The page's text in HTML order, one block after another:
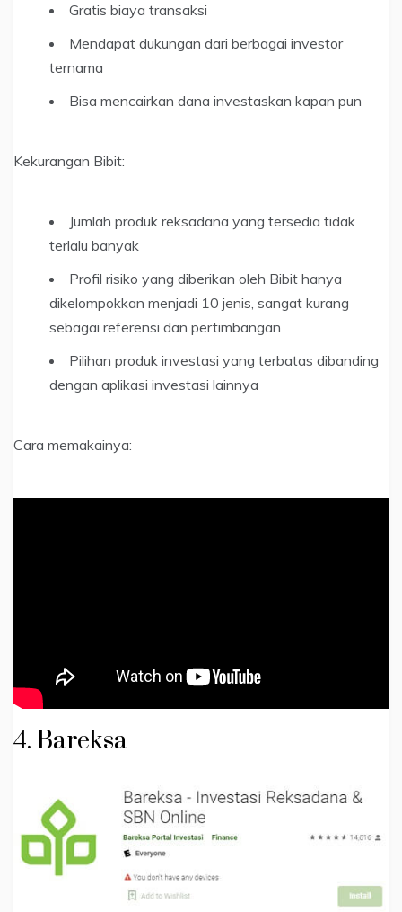
Gratis biaya transaksi
Mendapat dukungan dari berbagai investor
ternama
Bisa mencairkan dana investaskan kapan pun
Kekurangan Bibit:
Jumlah produk reksadana yang tersedia tidak
terlalu banyak
Profil risiko yang diberikan oleh Bibit hanya
dikelompokkan menjadi 10 jenis, sangat kurang
sebagai referensi dan pertimbangan
Pilihan produk investasi yang terbatas dibanding
dengan aplikasi investasi lainnya
Cara memakainya:
4. Bareksa